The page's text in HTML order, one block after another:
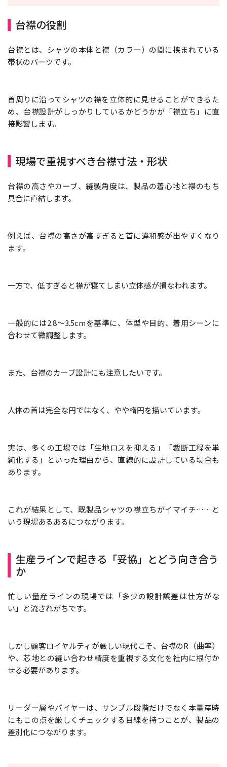
台襟の役割
台襟とは、シャツの本体と襟（カラー）の間に挟まれている
帯状のパーツです。
首周りに沿ってシャツの襟を立体的に見せることができるた
め、台襟設計がしっかりしているかどうかが「襟立ち」に直
接影響します。
現場で重視すべき台襟寸法・形状
台襟の高さやカーブ、縫製角度は、製品の着心地と襟のもち
具合に直結します。
例えば、台襟の高さが高すぎると首に違和感が出やすくなり
ます。
一方で、低すぎると襟が寝てしまい立体感が損なわれます。
一般的には2.8～3.5cmを基準に、体型や目的、着用シーンに
合わせて微調整します。
また、台襟のカーブ設計にも注意したいです。
人体の首は完全な円ではなく、やや楕円を描いています。
実は、多くの工場では「生地ロスを抑える」「裁断工程を単
純化する」といった理由から、直線的に設計している場合も
あります。
これが結果として、既製品シャツの襟立ちがイマイチ……と
いう現場あるあるにつながります。
生産ラインで起きる「妥協」とどう向き合う
か
忙しい量産ラインの現場では「多少の設計誤差は仕方がな
い」と流されがちです。
しかし顧客ロイヤルティが厳しい現代こそ、台襟のR（曲率）
や、芯地との縫い合わせ精度を重視する文化を社内に根付か
せる必要があります。
リーダー層やバイヤーは、サンプル段階だけでなく本量産時
にもこの点を厳しくチェックする目線を持つことが、製品の
差別化につながります。